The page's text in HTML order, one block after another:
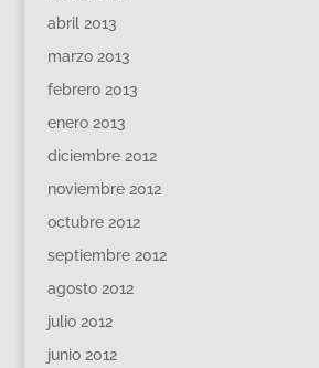
abril 2013
marzo 2013
febrero 2013
enero 2013
diciembre 2012
noviembre 2012
octubre 2012
septiembre 2012
agosto 2012
julio 2012
junio 2012